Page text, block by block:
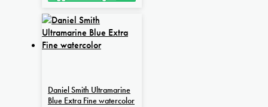
Daniel Smith Ultramarine
Blue Extra Fine watercolor